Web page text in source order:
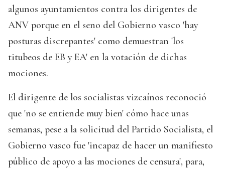
algunos ayuntamientos contra los dirigentes de
ANV porque en el seno del Gobierno vasco 'hay
posturas discrepantes' como demuestran 'los
titubeos de EB y EA' en la votación de dichas
mociones.
El dirigente de los socialistas vizcaínos reconoció
que 'no se entiende muy bien' cómo hace unas
semanas, pese a la solicitud del Partido Socialista, el
Gobierno vasco fue 'incapaz de hacer un manifiesto
público de apoyo a las mociones de censura', para,